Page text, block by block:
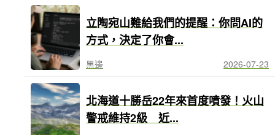
立陶宛山難給我們的提醒：你問AI的
方式，決定了你會...
黑邊 2026-07-23
北海道十勝岳22年來首度噴發！火山
警戒維持2級 近...